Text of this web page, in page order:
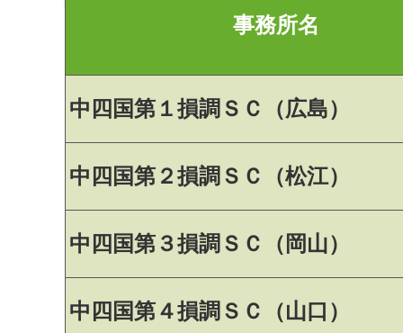
事務所名
中四国第１損調ＳＣ（広島）
中四国第２損調ＳＣ（松江）
中四国第３損調ＳＣ（岡山）
中四国第４損調ＳＣ（山口）